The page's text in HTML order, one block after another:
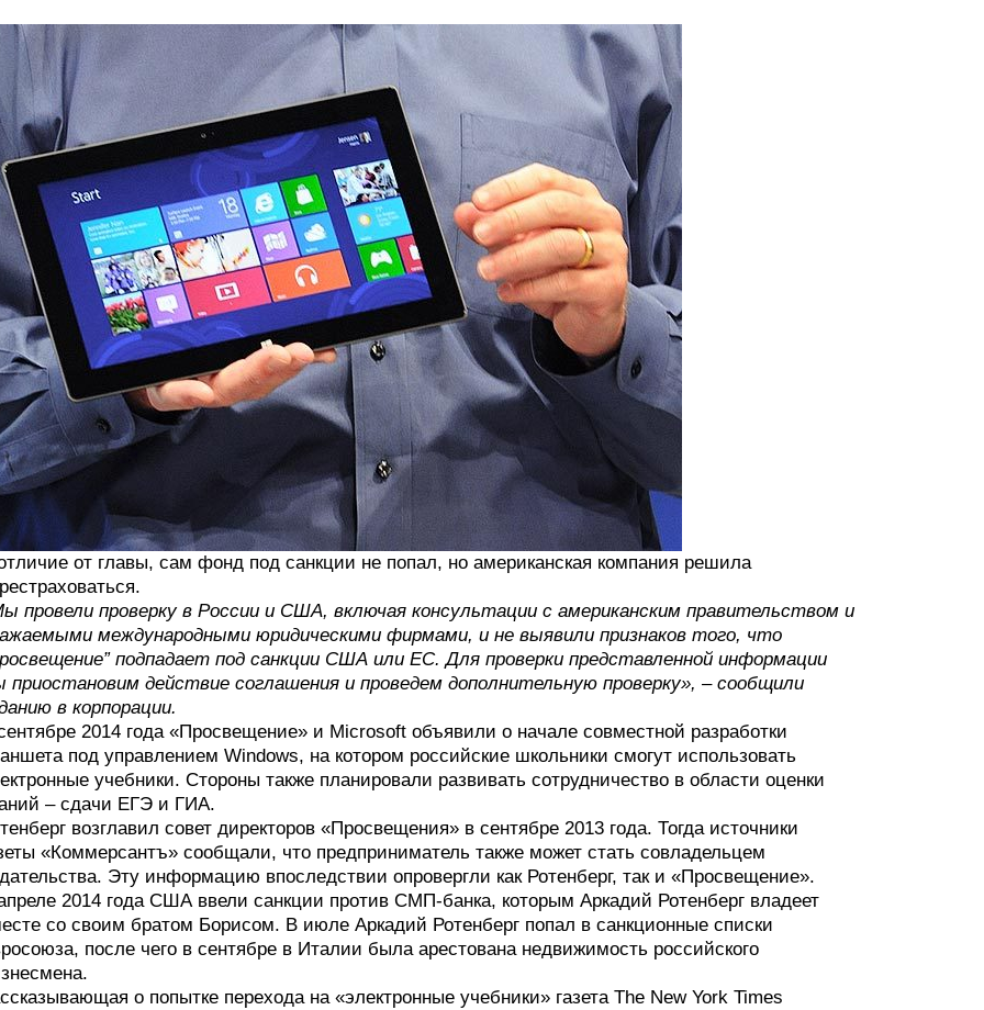
от главы, сам фонд под санкции не попал, но американская компания решила
провели проверку в России и США, включая консультации с американским правительством и
международными юридическими фирмами, и не выявили признаков того, что
подпадает под санкции США или ЕС. Для проверки представленной информации
приостановим действие соглашения и проведем дополнительную проверку», – сообщили
в корпорации.
2014 года «Просвещение» и Microsoft объявили о начале совместной разработки
под управлением Windows, на котором российские школьники смогут использовать
учебники. Стороны также планировали развивать сотрудничество в области оценки
– сдачи ЕГЭ и ГИА.
возглавил совет директоров «Просвещения» в сентябре 2013 года. Тогда источники
«Коммерсантъ» сообщали, что предприниматель также может стать совладельцем
Эту информацию впоследствии опровергли как Ротенберг, так и «Просвещение».
2014 года США ввели санкции против СМП-банка, которым Аркадий Ротенберг владеет
со своим братом Борисом. В июле Аркадий Ротенберг попал в санкционные списки
после чего в сентябре в Италии была арестована недвижимость российского
о попытке перехода на «электронные учебники» газета The New York Times